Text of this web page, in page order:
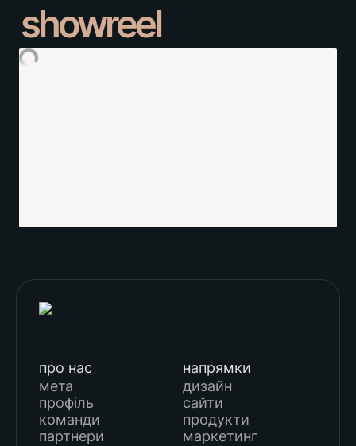
showreel
про нас
мета
профіль
команди
партнери
напрямки
дизайн
сайти
продукти
маркетинг